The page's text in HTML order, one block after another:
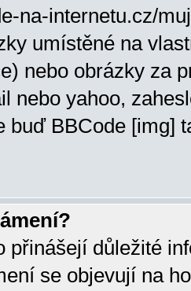
na-internetu.cz/
umístěné na
nebo obrázky za
nebo yahoo,
buď BBCode [img]
přinášejí důležité
se objevují na